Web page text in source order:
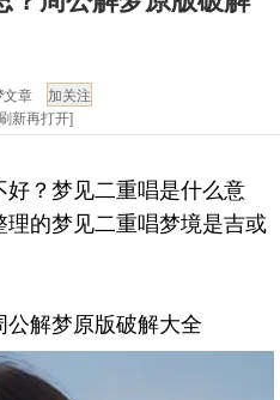
龙、兔、狗、鸡生肖化太岁开始预
明
2025-10-12
及LOGO注册声明
2021-9-7
文章
新再打开]
？梦见二重唱是什么意
的梦见二重唱梦境是吉或
解梦原版破解大全